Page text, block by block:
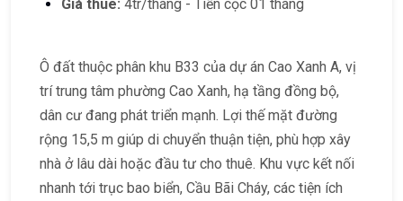
Giá thuê: 4tr/tháng - Tiền cọc 01 tháng
Ô đất thuộc phân khu B33 của dự án Cao Xanh A, vị
trí trung tâm phường Cao Xanh, hạ tầng đồng bộ,
dân cư đang phát triển mạnh. Lợi thế mặt đường
rộng 15,5 m giúp di chuyển thuận tiện, phù hợp xây
nhà ở lâu dài hoặc đầu tư cho thuê. Khu vực kết nối
nhanh tới trục bao biển, Cầu Bãi Cháy, các tiện ích